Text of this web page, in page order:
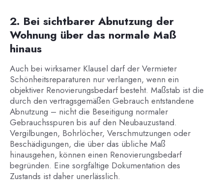
2. Bei sichtbarer Abnutzung der
Wohnung über das normale Maß
hinaus
Auch bei wirksamer Klausel darf der Vermieter
Schönheitsreparaturen nur verlangen, wenn ein
objektiver Renovierungsbedarf besteht. Maßstab ist die
durch den vertragsgemäßen Gebrauch entstandene
Abnutzung – nicht die Beseitigung normaler
Gebrauchsspuren bis auf den Neubauzustand.
Vergilbungen, Bohrlöcher, Verschmutzungen oder
Beschädigungen, die über das übliche Maß
hinausgehen, können einen Renovierungsbedarf
begründen. Eine sorgfältige Dokumentation des
Zustands ist daher unerlässlich.